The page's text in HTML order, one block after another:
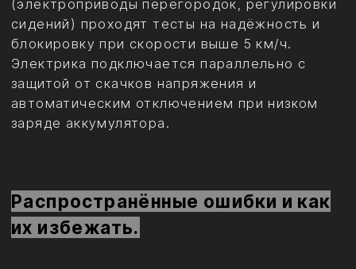
ничто не отвлекает и не создаёт
дискомфорта. Безопасность сохраняется на
заводском уровне или выше — все элементы
сертифицированы, электрика защищена,
крепления выдерживают экстремальные
В итоге салон становится не просто
роскошным, а по-настоящему комфортным и
безопасным пространством. Каждый элемент
уровня, где роскошь и безопасность
идеально дополняют друг друга.